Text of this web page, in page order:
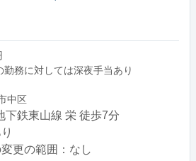
務に対しては深夜手当あり
中区
下鉄東山線 栄 徒歩7分
更の範囲：なし